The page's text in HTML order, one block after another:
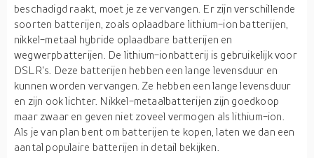
beschadigd raakt, moet je ze vervangen. Er zijn verschillende
soorten batterijen, zoals oplaadbare lithium-ion batterijen,
nikkel-metaal hybride oplaadbare batterijen en
wegwerpbatterijen. De lithium-ionbatterij is gebruikelijk voor
DSLR's. Deze batterijen hebben een lange levensduur en
kunnen worden vervangen. Ze hebben een lange levensduur
en zijn ook lichter. Nikkel-metaalbatterijen zijn goedkoop
maar zwaar en geven niet zoveel vermogen als lithium-ion.
Als je van plan bent om batterijen te kopen, laten we dan een
aantal populaire batterijen in detail bekijken.